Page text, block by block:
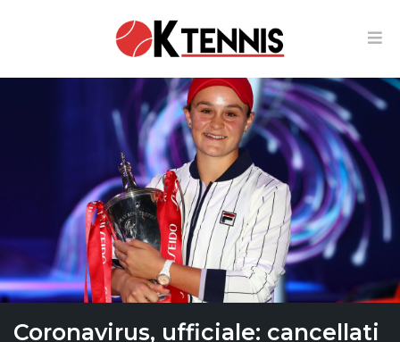
Coronavirus, ufficiale: cancellati